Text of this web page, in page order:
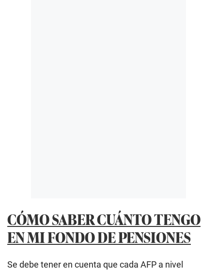
CÓMO SABER CUÁNTO TENGO
EN MI FONDO DE PENSIONES
Se debe tener en cuenta que cada AFP a nivel